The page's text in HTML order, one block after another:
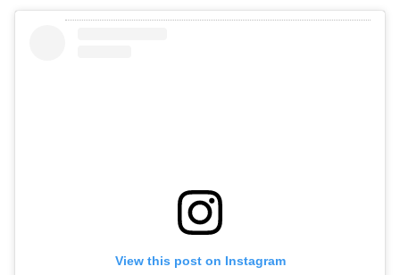
View this post on Instagram